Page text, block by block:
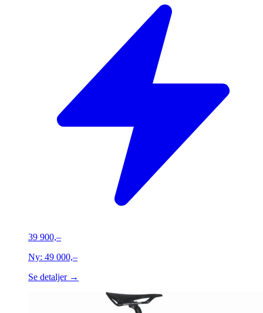
39 900,–
Ny: 49 000,–
Se detaljer →